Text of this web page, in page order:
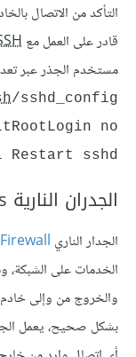
التأكد من الاتصال
قادر على العمل مع
مستخدم الجذر عبر
/sshd_config
no
Restart sshd
الجدران النارية Firewalls
الجدار الناري Firewall
الخدمات على الشبكة،
والخروج من وإلى
بشكل صحيح، يعمل